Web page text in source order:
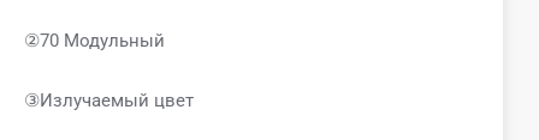
②70 Модульный
③Излучаемый цвет